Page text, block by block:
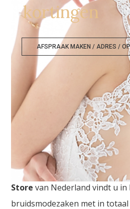
kortingen
AFSPRAAK MAKEN / ADRES /
Bruidskledij Outlet
Bruidskledij Outlet. De
Store van Nederland vindt u
bruidsmodezaken met in